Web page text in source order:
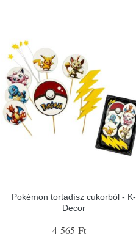
Pokémon tortadísz cukorból - K-
Decor
4 565 Ft